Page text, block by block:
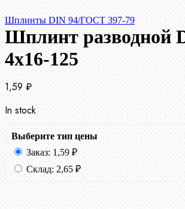
Шплинты DIN 94/ГОСТ 397-79
Шплинт разводной
4х16-125
1,59 ₽
In stock
Выберите тип цены
Заказ: 1,59 ₽
Склад: 2,65 ₽